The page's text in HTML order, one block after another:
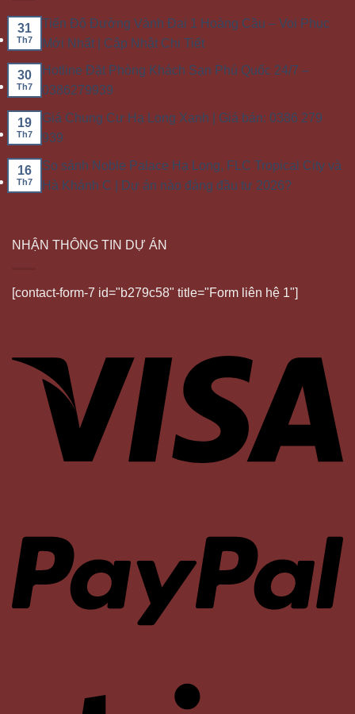
31
Th7
Tiến Độ Đường Vành Đai 1 Hoàng Cầu – Voi Phục
Mới Nhất | Cập Nhật Chi Tiết
30
Th7
Hotline Đặt Phòng Khách Sạn Phú Quốc 24/7 –
0386279939
19
Th7
Giá Chung Cư Hạ Long Xanh | Giá bán: 0386 279
939
16
Th7
So sánh Noble Palace Hạ Long, FLC Tropical City và
Hà Khánh C | Dự án nào đáng đầu tư 2026?
NHẬN THÔNG TIN DỰ ÁN
[contact-form-7 id="b279c58" title="Form liên hệ 1"]